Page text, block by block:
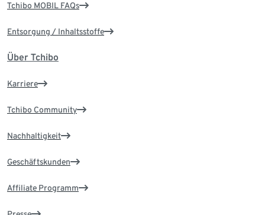
Tchibo MOBIL FAQs
Entsorgung / Inhaltsstoffe
Über Tchibo
Karriere
Tchibo Community
Nachhaltigkeit
Geschäftskunden
Affiliate Programm